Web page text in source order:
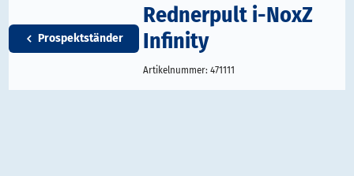
Prospektständer
Rednerpult i-NoxZ
Infinity
Artikelnummer: 471111